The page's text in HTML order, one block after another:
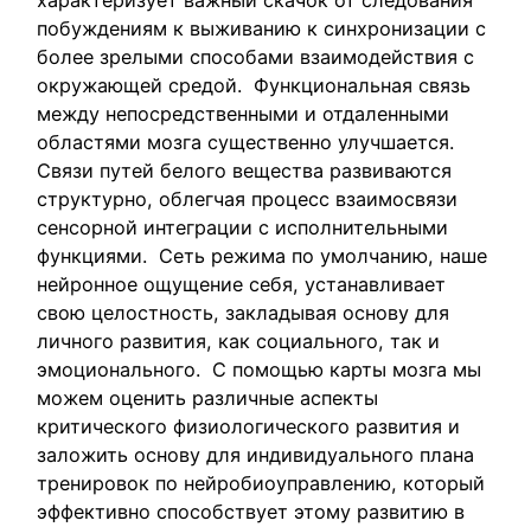
побуждениям к выживанию к синхронизации с
более зрелыми способами взаимодействия с
окружающей средой. Функциональная связь
между непосредственными и отдаленными
областями мозга существенно улучшается.
Связи путей белого вещества развиваются
структурно, облегчая процесс взаимосвязи
сенсорной интеграции с исполнительными
функциями. Сеть режима по умолчанию, наше
нейронное ощущение себя, устанавливает
свою целостность, закладывая основу для
личного развития, как социального, так и
эмоционального. С помощью карты мозга мы
можем оценить различные аспекты
критического физиологического развития и
заложить основу для индивидуального плана
тренировок по нейробиоуправлению, который
эффективно способствует этому развитию в